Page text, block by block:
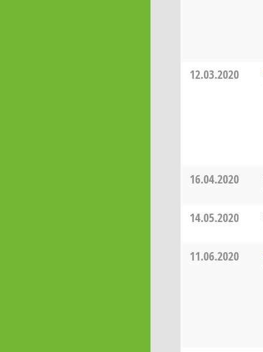
12.03.2020
16.04.2020
14.05.2020
11.06.2020